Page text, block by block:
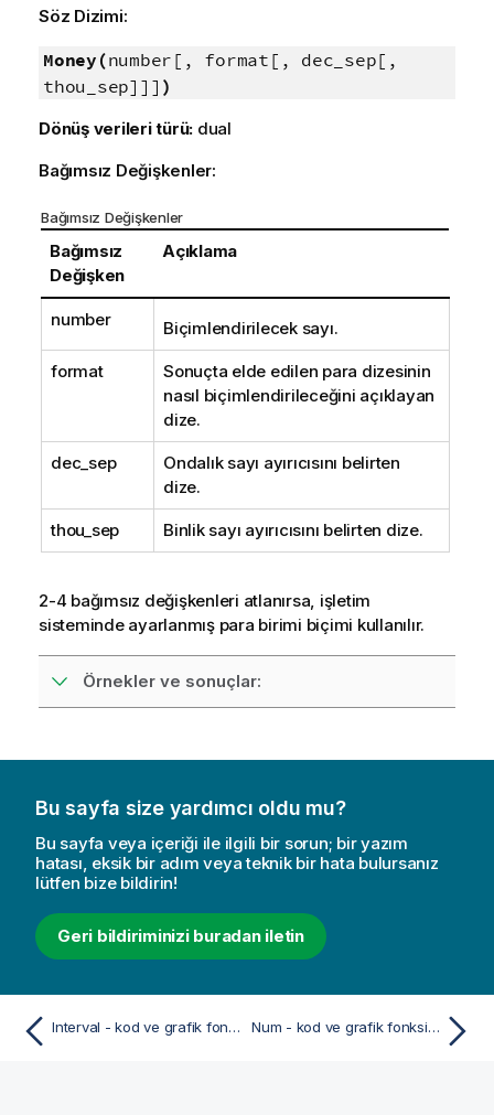
Söz Dizimi:
Money(number[, format[, dec_sep[,
thou_sep]]] )
Dönüş verileri türü: dual
Bağımsız Değişkenler:
Bağımsız Değişkenler
Bağımsız
Değişken
Açıklama
number Biçimlendirilecek sayı.
format
Sonuçta elde edilen para dizesinin
nasıl biçimlendirileceğini açıklayan
dize.
dec_sep
Ondalık sayı ayırıcısını belirten
dize.
thou_sep Binlik sayı ayırıcısını belirten dize.
2-4 bağımsız değişkenleri atlanırsa, işletim
sisteminde ayarlanmış para birimi biçimi kullanılır.
Örnekler ve sonuçlar:
Bu sayfa size yardımcı oldu mu?
Bu sayfa veya içeriği ile ilgili bir sorun; bir yazım
hatası, eksik bir adım veya teknik bir hata bulursanız
lütfen bize bildirin!
Geri bildiriminizi buradan iletin
Interval - kod ve grafik fonksiyonu Num - kod ve grafik fonksiyonu